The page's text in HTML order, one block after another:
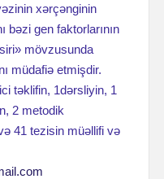
xərçənginin
bəzi gen faktorlarının
mövzusunda
müdafiə etmişdir.
təklifin, 1dərsliyin, 1
2 metodik
41 tezisin müəllifi və